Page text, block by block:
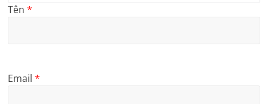
Tên*
Email*